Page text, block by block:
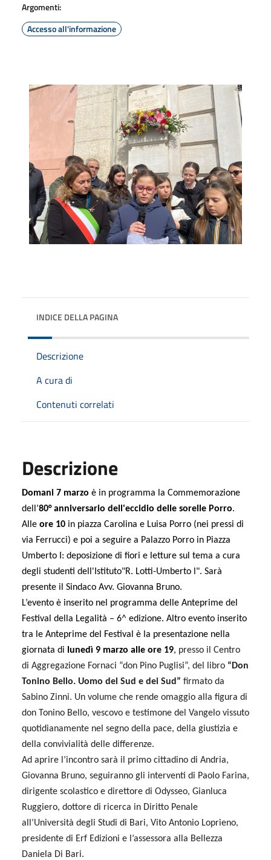
Argomenti:
Accesso all'informazione
INDICE DELLA PAGINA
Descrizione
A cura di
Contenuti correlati
Descrizione
Domani 7 marzo è in programma la Commemorazione
dell’80° anniversario dell'eccidio delle sorelle Porro.
Alle ore 10 in piazza Carolina e Luisa Porro (nei pressi di
via Ferrucci) e poi a seguire a Palazzo Porro in Piazza
Umberto I: deposizione di fiori e letture sul tema a cura
degli studenti dell'Istituto"R. Lotti-Umberto l". Sarà
presente il Sindaco Avv. Giovanna Bruno.
L’evento è inserito nel programma delle Anteprime del
Festival della Legalità – 6^ edizione. Altro evento inserito
tra le Anteprime del Festival è la presentazione nella
giornata di lunedì 9 marzo alle ore 19, presso il Centro
di Aggregazione Fornaci “don Pino Puglisi”, del libro “Don
Tonino Bello. Uomo del Sud e dei Sud” firmato da
Sabino Zinni. Un volume che rende omaggio alla figura di
don Tonino Bello, vescovo e testimone del Vangelo vissuto
quotidianamente nel segno della pace, della giustizia e
della convivialità delle differenze.
Ad aprire l’incontro sarà il primo cittadino di Andria,
Giovanna Bruno, seguiranno gli interventi di Paolo Farina,
dirigente scolastico e direttore di Odysseo, Gianluca
Ruggiero, dottore di ricerca in Diritto Penale
all’Università degli Studi di Bari, Vito Antonio Loprieno,
presidente di Erf Edizioni e l’assessora alla Bellezza
Daniela Di Bari.